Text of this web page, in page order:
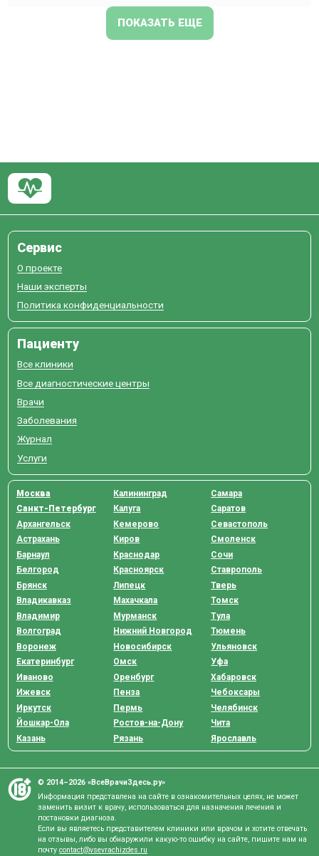
ПОКАЗАТЬ ЕЩЕ
Сервис
О проекте
Наши эксперты
Политика конфиденциальности
Пациенту
Все клиники
Все диагностические центры
Врачи
Заболевания
Журнал
Услуги
Москва
Санкт-Петербург
Архангельск
Астрахань
Барнаул
Белгород
Брянск
Владикавказ
Владимир
Волгоград
Воронеж
Екатеринбург
Иваново
Ижевск
Иркутск
Йошкар-Ола
Казань
Калининград
Калуга
Кемерово
Киров
Краснодар
Красноярск
Липецк
Махачкала
Мурманск
Нижний Новгород
Новосибирск
Омск
Оренбург
Пенза
Пермь
Ростов-на-Дону
Рязань
Самара
Саратов
Севастополь
Смоленск
Сочи
Ставрополь
Тверь
Томск
Тула
Тюмень
Ульяновск
Уфа
Хабаровск
Чебоксары
Челябинск
Чита
Ярославль
© 2014–2026 «ВсеВрачиЗдесь.ру»
Информация представлена на сайте в ознакомительных целях, не может
заменить визит к врачу, использоваться для назначения лечения и
постановки диагноза.
Если вы являетесь представителем клиники или врачом и хотите отвечать
на отзывы, либо вы обнаружили какую-то ошибку на сайте, пишите нам на
почтуcontact@vsevrachizdes.ru